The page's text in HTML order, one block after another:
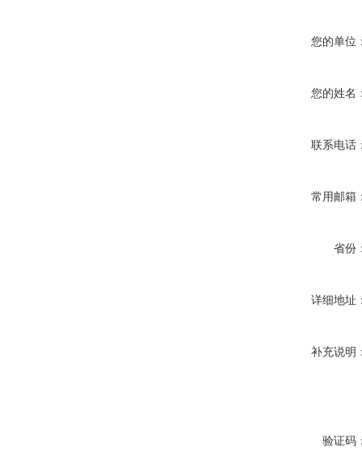
您的单位
您的姓名
联系电话
常用邮箱
省份
详细地址
补充说明
验证码